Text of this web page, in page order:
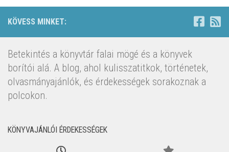
KÖVESS MINKET:
Betekintés a könyvtár falai mögé és a könyvek
borítói alá. A blog, ahol kulisszatitkok, történetek,
olvasmányajánlók, és érdekességek sorakoznak a
polcokon.
KÖNYVAJÁNLÓI ÉRDEKESSÉGEK